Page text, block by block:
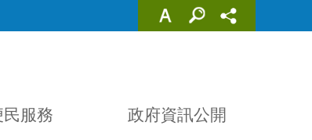
民服務
政府資訊公開